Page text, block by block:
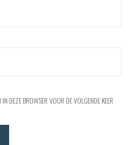
DEZE BROWSER VOOR DE VOLGENDE KEER